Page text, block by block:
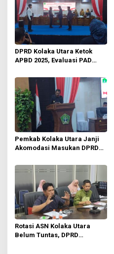
s
i
p
o
s
DPRD Kolaka Utara Ketok
APBD 2025, Evaluasi PAD
Sorotan
Pemkab Kolaka Utara Janji
Akomodasi Masukan DPRD
PPAS APBD 2027
Rotasi ASN Kolaka Utara
Belum Tuntas, DPRD